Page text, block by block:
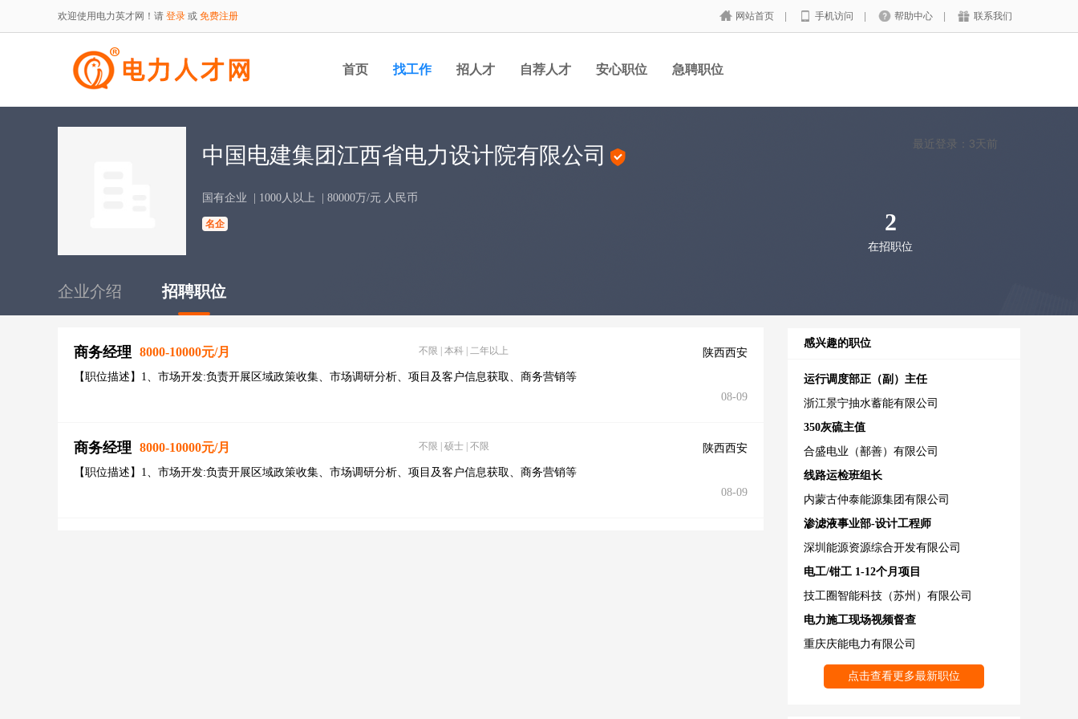
欢迎使用电力英才网！请 登录 或 免费注册 网站首页 手机访问 帮助中心 联系我们
首页 找工作 招人才 自荐人才 安心职位 急聘职位
中国电建集团江西省电力设计院有限公司
国有企业 | 1000人以上 | 80000万/元 人民币
名企
最近登录：3天前
2
在招职位
企业介绍 招聘职位
商务经理 8000-10000元/月 不限 | 本科 | 二年以上
陕西西安
【职位描述】1、市场开发:负责开展区域政策收集、市场调研分析、项目及客户信息获取、商务营销等
08-09
商务经理 8000-10000元/月 不限 | 硕士 | 不限
陕西西安
【职位描述】1、市场开发:负责开展区域政策收集、市场调研分析、项目及客户信息获取、商务营销等
08-09
感兴趣的职位
运行调度部正（副）主任
浙江景宁抽水蓄能有限公司
350灰硫主值
合盛电业（鄯善）有限公司
线路运检班组长
内蒙古仲泰能源集团有限公司
渗滤液事业部-设计工程师
深圳能源资源综合开发有限公司
电工/钳工 1-12个月项目
技工圈智能科技（苏州）有限公司
电力施工现场视频督查
重庆庆能电力有限公司